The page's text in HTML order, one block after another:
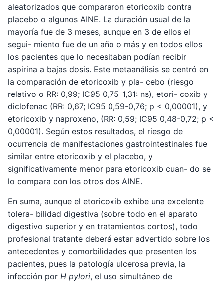
aleatorizados que compararon etoricoxib contra
placebo o algunos AINE. La duración usual de la
mayoría fue de 3 meses, aunque en 3 de ellos el
segui- miento fue de un año o más y en todos ellos
los pacientes que lo necesitaban podían recibir
aspirina a bajas dosis. Este metaanálisis se centró en
la comparación de etoricoxib y pla- cebo (riesgo
relativo o RR: 0,99; IC95 0,75-1,31: ns), etori- coxib y
diclofenac (RR: 0,67; IC95 0,59-0,76; p < 0,00001), y
etoricoxib y naproxeno, (RR: 0,59; IC95 0,48-0,72; p <
0,00001). Según estos resultados, el riesgo de
ocurrencia de manifestaciones gastrointestinales fue
similar entre etoricoxib y el placebo, y
significativamente menor para etoricoxib cuan- do se
lo compara con los otros dos AINE.
En suma, aunque el etoricoxib exhibe una excelente
tolera- bilidad digestiva (sobre todo en el aparato
digestivo superior y en tratamientos cortos), todo
profesional tratante deberá estar advertido sobre los
antecedentes y comorbilidades que presenten los
pacientes, pues la patología ulcerosa previa, la
infección por H pylori, el uso simultáneo de